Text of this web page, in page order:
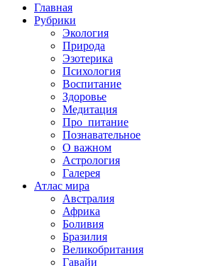
Главная
Рубрики
Экология
Природа
Эзотерика
Психология
Воспитание
Здоровье
Медитация
Про_питание
Познавательное
О важном
Астрология
Галерея
Атлас мира
Австралия
Африка
Боливия
Бразилия
Великобритания
Гавайи